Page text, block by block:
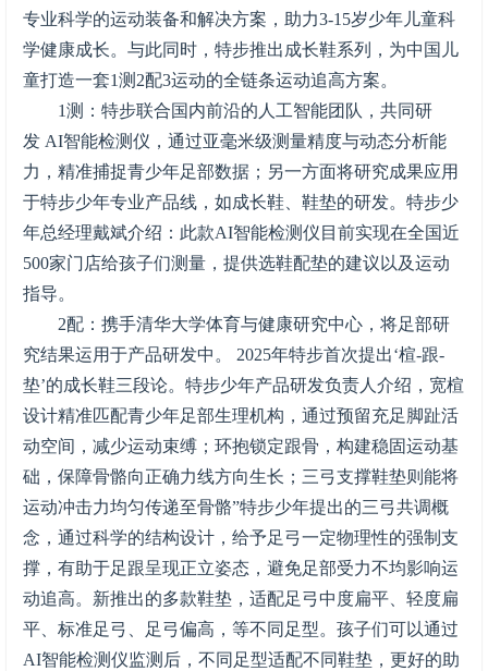
专业科学的运动装备和解决方案，助力3-15岁少年儿童科
学健康成长。与此同时，特步推出成长鞋系列，为中国儿
童打造一套1测2配3运动的全链条运动追高方案。
1测：特步联合国内前沿的人工智能团队，共同研
发 AI智能检测仪，通过亚毫米级测量精度与动态分析能
力，精准捕捉青少年足部数据；另一方面将研究成果应用
于特步少年专业产品线，如成长鞋、鞋垫的研发。特步少
年总经理戴斌介绍：此款AI智能检测仪目前实现在全国近
500家门店给孩子们测量，提供选鞋配垫的建议以及运动
指导。
2配：携手清华大学体育与健康研究中心，将足部研
究结果运用于产品研发中。 2025年特步首次提出‘楦-跟-
垫’的成长鞋三段论。特步少年产品研发负责人介绍，宽楦
设计精准匹配青少年足部生理机构，通过预留充足脚趾活
动空间，减少运动束缚；环抱锁定跟骨，构建稳固运动基
础，保障骨骼向正确力线方向生长；三弓支撑鞋垫则能将
运动冲击力均匀传递至骨骼”特步少年提出的三弓共调概
念，通过科学的结构设计，给予足弓一定物理性的强制支
撑，有助于足跟呈现正立姿态，避免足部受力不均影响运
动追高。新推出的多款鞋垫，适配足弓中度扁平、轻度扁
平、标准足弓、足弓偏高，等不同足型。孩子们可以通过
AI智能检测仪监测后，不同足型适配不同鞋垫，更好的助